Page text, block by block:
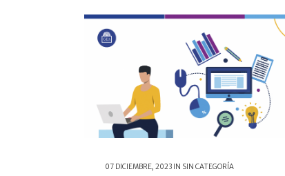
07 DICIEMBRE, 2023 IN SIN CATEGORÍA